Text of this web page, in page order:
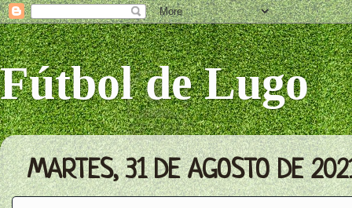
Fútbol de Lugo
MARTES, 31 DE AGOSTO DE